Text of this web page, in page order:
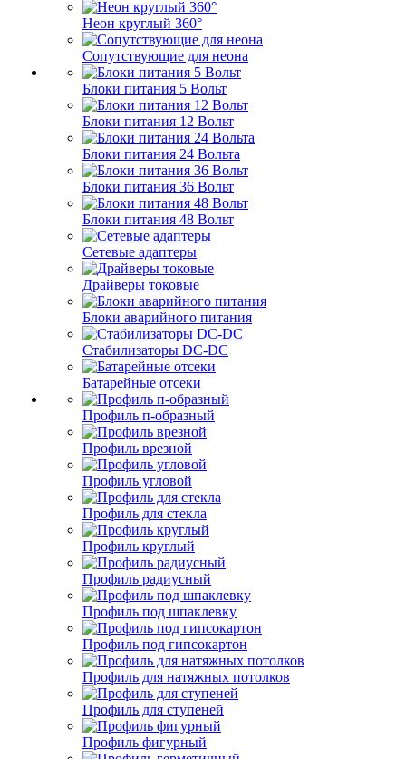
Неон круглый 360°
Сопутствующие для неона
Блоки питания 5 Вольт
Блоки питания 12 Вольт
Блоки питания 24 Вольта
Блоки питания 36 Вольт
Блоки питания 48 Вольт
Сетевые адаптеры
Драйверы токовые
Блоки аварийного питания
Стабилизаторы DC-DC
Батарейные отсеки
Профиль п-образный
Профиль врезной
Профиль угловой
Профиль для стекла
Профиль круглый
Профиль радиусный
Профиль под шпаклевку
Профиль под гипсокартон
Профиль для натяжных потолков
Профиль для ступеней
Профиль фигурный